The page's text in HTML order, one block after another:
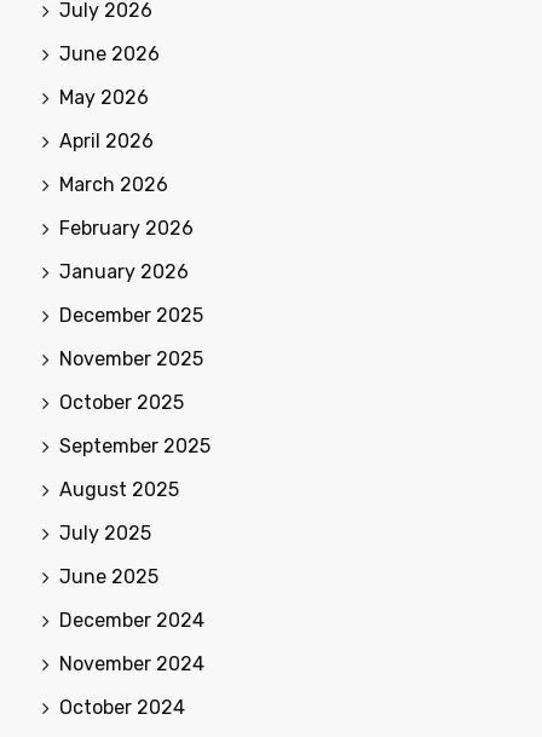
July 2026
June 2026
May 2026
April 2026
March 2026
February 2026
January 2026
December 2025
November 2025
October 2025
September 2025
August 2025
July 2025
June 2025
December 2024
November 2024
October 2024